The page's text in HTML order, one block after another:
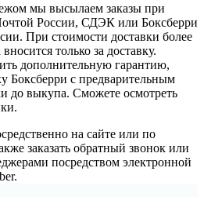
мы высылаем заказы при
России, СДЭК или Боксберри
При стоимости доставки более
только за доставку.
дополнительную гарантию,
Боксберри с предварительным
до выкупа. Сможете осмотреть
на сайте или по
заказать обратный звонок или
посредством электронной